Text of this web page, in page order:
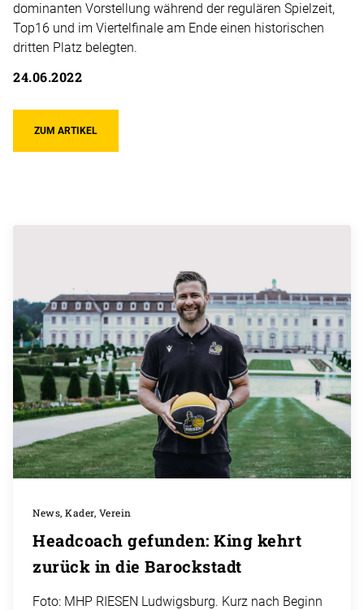
dominanten Vorstellung während der regulären Spielzeit,
Top16 und im Viertelfinale am Ende einen historischen
dritten Platz belegten.
24.06.2022
ZUM ARTIKEL
News, Kader, Verein
Headcoach gefunden: King kehrt
zurück in die Barockstadt
Foto: MHP RIESEN Ludwigsburg. Kurz nach Beginn